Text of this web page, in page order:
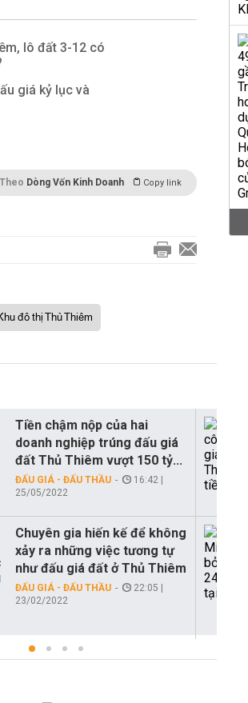
lô đất 3-12 có
giá kỷ lục và
Theo Dòng Vốn Kinh Doanh Copy link
đô thị Thủ Thiêm
Tiền chậm nộp của hai
doanh nghiệp trúng đấu giá
đất Thủ Thiêm vượt 150 tỷ...
ĐẤU GIÁ - ĐẤU THẦU
16:42 |
25/05/2022
Chuyên gia hiến kế để không
xảy ra những việc tương tự
như đấu giá đất ở Thủ Thiêm
ĐẤU GIÁ - ĐẤU THẦU
22:05 |
23/02/2022